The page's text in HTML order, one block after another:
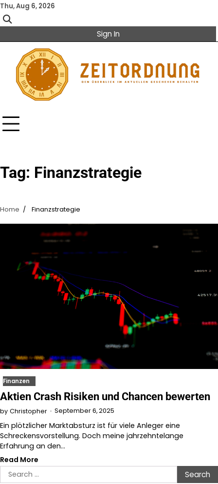
Skip
to
content
Thu, Aug 6, 2026
Sign In
Tag: Finanzstrategie
Home Finanzstrategie
Finanzen
Aktien Crash Risiken und Chancen bewerten
by Christopher September 6, 2025
Ein plötzlicher Marktabsturz ist für viele Anleger eine
Schreckensvorstellung. Doch meine jahrzehntelange
Erfahrung an den…
Read More
Search